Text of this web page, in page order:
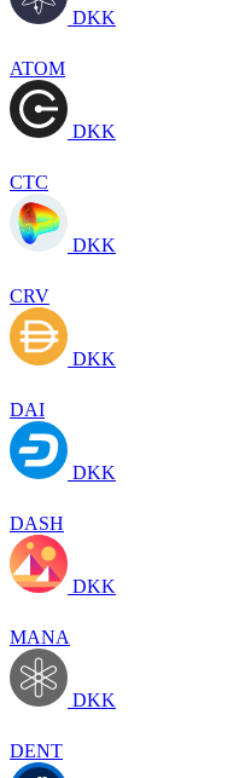
DKK
ATOM
DKK
CTC
DKK
CRV
DKK
DAI
DKK
DASH
DKK
MANA
DKK
DENT